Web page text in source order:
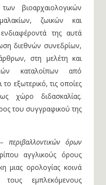
βιοαρχαιολογικών
ζωικών και
της αυτά
διεθνών συνεδρίων,
στη μελέτη και
καταλοίπων από
εξωτερικό, τις οποίες
χώρο διδασκαλίας.
του συγγραφικού της
περιβαλλοντικών όρων
αγγλικούς όρους
μιας ορολογίας κοινά
εμπλεκόμενους